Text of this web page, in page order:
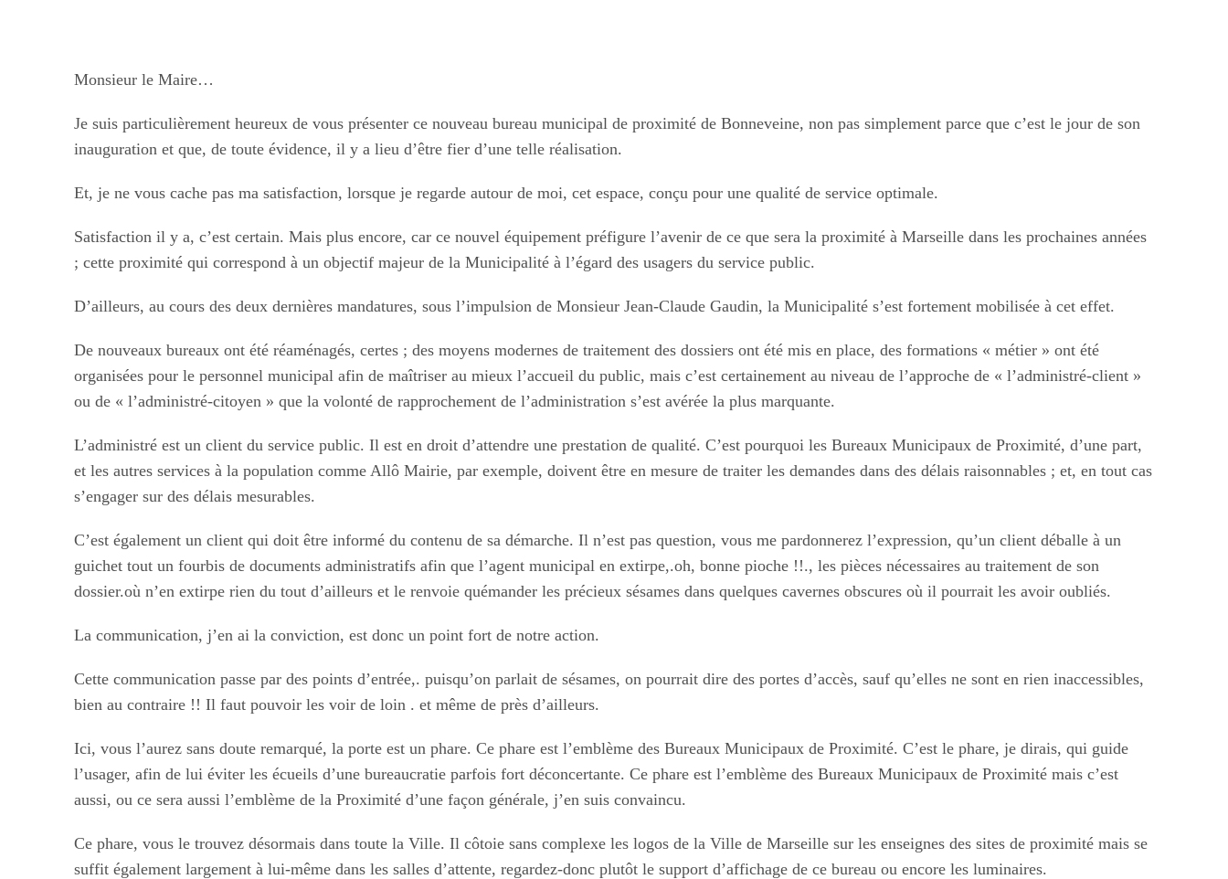
Monsieur le Maire…
Je suis particulièrement heureux de vous présenter ce nouveau bureau municipal de proximité de Bonneveine, non pas simplement parce que c’est le jour de son
inauguration et que, de toute évidence, il y a lieu d’être fier d’une telle réalisation.
Et, je ne vous cache pas ma satisfaction, lorsque je regarde autour de moi, cet espace, conçu pour une qualité de service optimale.
Satisfaction il y a, c’est certain. Mais plus encore, car ce nouvel équipement préfigure l’avenir de ce que sera la proximité à Marseille dans les prochaines années
; cette proximité qui correspond à un objectif majeur de la Municipalité à l’égard des usagers du service public.
D’ailleurs, au cours des deux dernières mandatures, sous l’impulsion de Monsieur Jean-Claude Gaudin, la Municipalité s’est fortement mobilisée à cet effet.
De nouveaux bureaux ont été réaménagés, certes ; des moyens modernes de traitement des dossiers ont été mis en place, des formations « métier » ont été
organisées pour le personnel municipal afin de maîtriser au mieux l’accueil du public, mais c’est certainement au niveau de l’approche de « l’administré-client »
ou de « l’administré-citoyen » que la volonté de rapprochement de l’administration s’est avérée la plus marquante.
L’administré est un client du service public. Il est en droit d’attendre une prestation de qualité. C’est pourquoi les Bureaux Municipaux de Proximité, d’une part,
et les autres services à la population comme Allô Mairie, par exemple, doivent être en mesure de traiter les demandes dans des délais raisonnables ; et, en tout cas
s’engager sur des délais mesurables.
C’est également un client qui doit être informé du contenu de sa démarche. Il n’est pas question, vous me pardonnerez l’expression, qu’un client déballe à un
guichet tout un fourbis de documents administratifs afin que l’agent municipal en extirpe,.oh, bonne pioche !!., les pièces nécessaires au traitement de son
dossier.où n’en extirpe rien du tout d’ailleurs et le renvoie quémander les précieux sésames dans quelques cavernes obscures où il pourrait les avoir oubliés.
La communication, j’en ai la conviction, est donc un point fort de notre action.
Cette communication passe par des points d’entrée,. puisqu’on parlait de sésames, on pourrait dire des portes d’accès, sauf qu’elles ne sont en rien inaccessibles,
bien au contraire !! Il faut pouvoir les voir de loin . et même de près d’ailleurs.
Ici, vous l’aurez sans doute remarqué, la porte est un phare. Ce phare est l’emblème des Bureaux Municipaux de Proximité. C’est le phare, je dirais, qui guide
l’usager, afin de lui éviter les écueils d’une bureaucratie parfois fort déconcertante. Ce phare est l’emblème des Bureaux Municipaux de Proximité mais c’est
aussi, ou ce sera aussi l’emblème de la Proximité d’une façon générale, j’en suis convaincu.
Ce phare, vous le trouvez désormais dans toute la Ville. Il côtoie sans complexe les logos de la Ville de Marseille sur les enseignes des sites de proximité mais se
suffit également largement à lui-même dans les salles d’attente, regardez-donc plutôt le support d’affichage de ce bureau ou encore les luminaires.